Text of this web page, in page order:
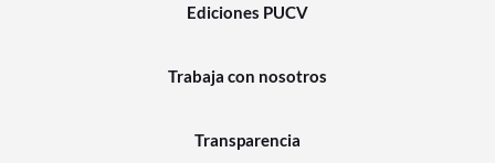
Ediciones PUCV
Trabaja con nosotros
Transparencia